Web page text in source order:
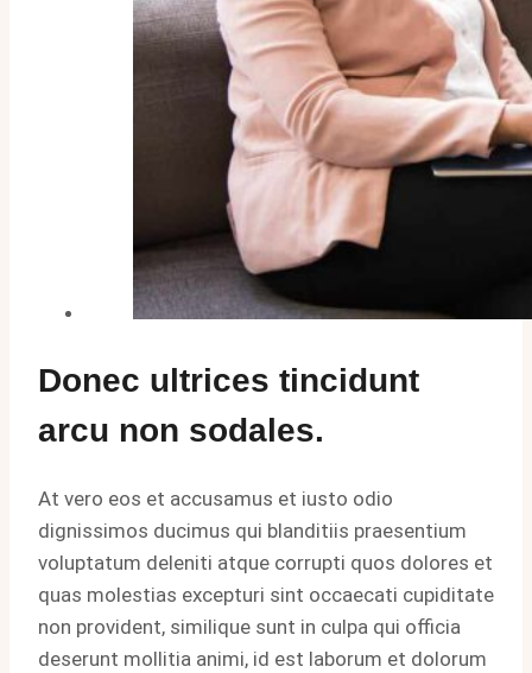
Donec ultrices tincidunt
arcu non sodales.
At vero eos et accusamus et iusto odio
dignissimos ducimus qui blanditiis praesentium
voluptatum deleniti atque corrupti quos dolores et
quas molestias excepturi sint occaecati cupiditate
non provident, similique sunt in culpa qui officia
deserunt mollitia animi, id est laborum et dolorum